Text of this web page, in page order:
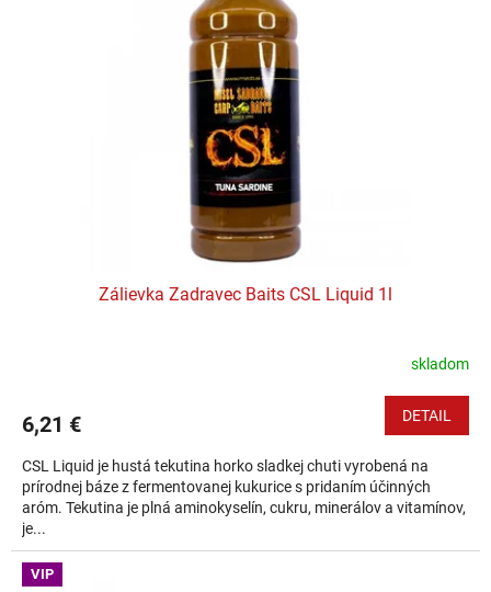
Zálievka Zadravec Baits CSL Liquid 1l
skladom
6,21 € DETAIL
CSL Liquid je hustá tekutina horko sladkej chuti vyrobená na
prírodnej báze z fermentovanej kukurice s pridaním účinných
aróm. Tekutina je plná aminokyselín, cukru, minerálov a vitamínov,
je...
VIP